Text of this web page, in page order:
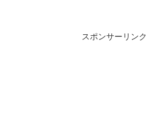
スポンサーリンク